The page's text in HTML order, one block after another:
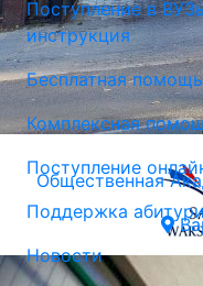
Общественная
Поступление в
инструкция
Бесплатная
Комплексная
Поступление
Поддержка
Новости